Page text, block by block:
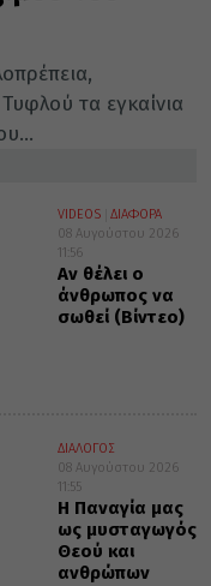
τα εγκαίνια
VIDEOS
ΔΙΑΦΟΡΑ
08 Αυγούστου 2026
11:56
Αν θέλει ο
άνθρωπος να
σωθεί (Βίντεο)
ΔΙΑΛΟΓΟΣ
08 Αυγούστου 2026
11:55
Η Παναγία μας
ως μυσταγωγός
Θεού και
ανθρώπων